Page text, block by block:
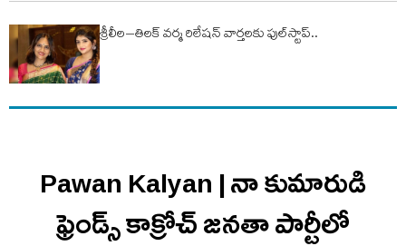
శ్రీలీల–తిలక్ వర్మ రిలేషన్ వార్తలకు ఫుల్‌స్టాప్..
Pawan Kalyan | నా కుమారుడి
ఫ్రెండ్స్ కాక్రోచ్ జనతా పార్టీలో